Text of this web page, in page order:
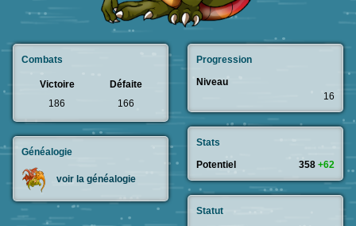
Combats
Victoire
Défaite
186
166
Généalogie
voir la généalogie
Progression
Niveau
16
Stats
Potentiel
358 +62
Statut